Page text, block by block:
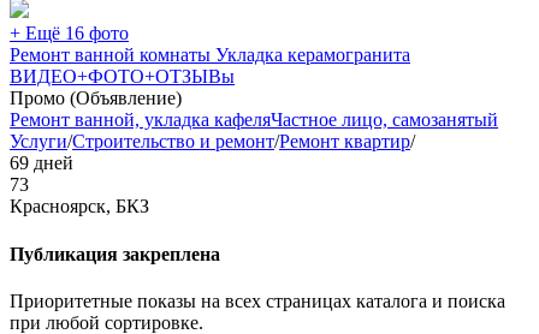
+ Ещё 16 фото
Ремонт ванной комнаты Укладка керамогранита
ВИДЕО+ФОТО+ОТЗЫВы
Промо (Объявление)
Ремонт ванной, укладка кафеляЧастное лицо, самозанятый
Услуги/Строительство и ремонт/Ремонт квартир/
69 дней
73
Красноярск, БКЗ
Публикация закреплена
Приоритетные показы на всех страницах каталога и поиска
при любой сортировке.